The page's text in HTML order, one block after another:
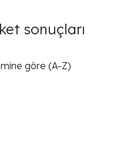
sonuçları
göre (A-Z)